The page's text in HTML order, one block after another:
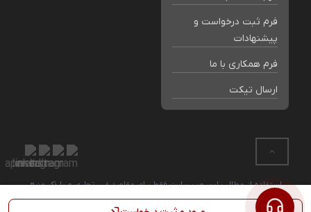
فرم ثبت درخواست و
پیشنهادات
فرم همکاری با ما
ارسال تیکت
استفاده از مطالب این وب سایت فقط برای مقاصد غیر تجاری و با ذکر منبع
بلامانع است. کلیه حقوق این سایت متعلق به فروشگاه رویا طرح می باشد.